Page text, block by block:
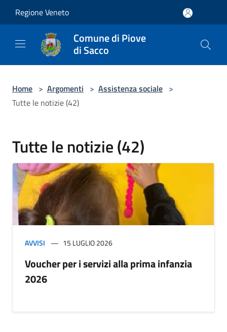
Regione Veneto
Comune di Piove
di Sacco
Home > Argomenti > Assistenza sociale >
Tutte le notizie (42)
Tutte le notizie (42)
AVVISI 15 LUGLIO 2026
Voucher per i servizi alla prima infanzia
2026